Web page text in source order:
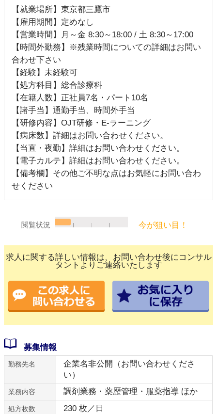
【就業場所】東京都三鷹市
【雇用期間】定めなし
【営業時間】月～金 8:30～18:00 / 土 8:30～17:00
【時間外勤務】※残業時間についての詳細はお問い
合わせ下さい
【経験】未経験可
【処方科目】総合診療科
【在籍人数】正社員7名・パート10名
【諸手当】通勤手当、時間外手当
【研修内容】OJT研修・E-ラーニング
【病床数】詳細はお問い合わせください。
【当直・夜勤】詳細はお問い合わせください。
【電子カルテ】詳細はお問い合わせください。
【備考欄】その他ご不明な点はお気軽にお問い合わ
せください
閲覧状況 今が狙い目！
求人に関する詳しい情報は、お問い合わせ後にコンサル
タントよりご連絡いたします
募集情報
勤務先名
企業名非公開（お問い合わせくださ
い）
業務内容 調剤業務・薬歴管理・服薬指導 ほか
処方枚数 230 枚／日